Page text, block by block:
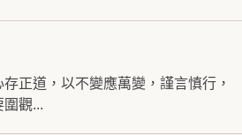
正道，以不變應萬變，謹言慎行，
觀...